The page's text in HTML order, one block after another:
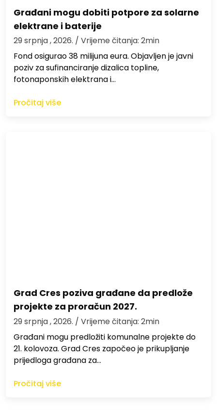
Građani mogu dobiti potpore za solarne
elektrane i baterije
29 srpnja , 2026. / Vrijeme čitanja: 2min
Fond osigurao 38 milijuna eura. Objavljen je javni
poziv za sufinanciranje dizalica topline,
fotonaponskih elektrana i…
Pročitaj više
Grad Cres poziva građane da predlože
projekte za proračun 2027.
29 srpnja , 2026. / Vrijeme čitanja: 2min
Građani mogu predložiti komunalne projekte do
21. kolovoza. Grad Cres započeo je prikupljanje
prijedloga građana za…
Pročitaj više